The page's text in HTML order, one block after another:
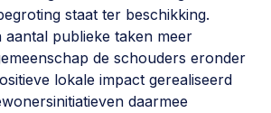
staat ter beschikking.
aantal publieke taken meer
de schouders eronder
lokale impact gerealiseerd
daarmee